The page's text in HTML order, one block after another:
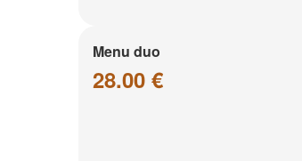
Menu duo
28.00 €